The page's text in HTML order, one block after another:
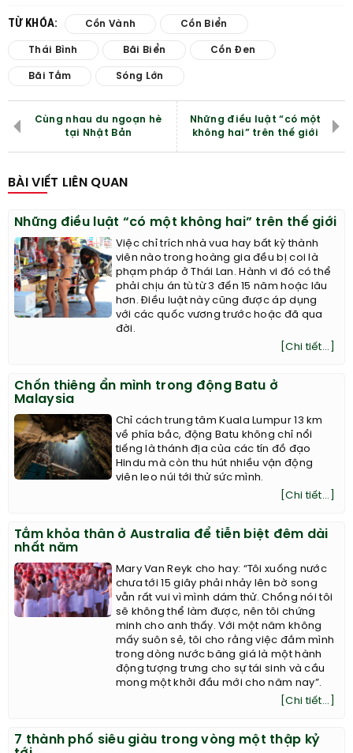
TỪ KHÓA: Cồn Vành Cồn Biển
Thái Bình Bãi Biển Cồn Đen
Bãi Tắm Sóng Lớn
Cùng nhau du ngoạn hè
tại Nhật Bản
Những điều luật “có một
không hai” trên thế giới
BÀI VIẾT LIÊN QUAN
Những điều luật “có một không hai” trên thế giới
Việc chỉ trích nhà vua hay bất kỳ thành
viên nào trong hoàng gia đều bị coi là
phạm pháp ở Thái Lan. Hành vi đó có thể
phải chịu án tù từ 3 đến 15 năm hoặc lâu
hơn. Điều luật này cũng được áp dụng
với các quốc vương trước hoặc đã qua
đời.
[Chi tiết...]
Chốn thiêng ẩn mình trong động Batu ở
Malaysia
Chỉ cách trung tâm Kuala Lumpur 13 km
về phía bắc, động Batu không chỉ nổi
tiếng là thánh địa của các tín đồ đạo
Hindu mà còn thu hút nhiều vận động
viên leo núi tới thử sức mình.
[Chi tiết...]
Tắm khỏa thân ở Australia để tiễn biệt đêm dài
nhất năm
Mary Van Reyk cho hay: “Tôi xuống nước
chưa tới 15 giây phải nhảy lên bờ song
vẫn rất vui vì mình dám thử. Chồng nói tôi
sẽ không thể làm được, nên tôi chứng
minh cho anh thấy. Với một năm không
mấy suôn sẻ, tôi cho rằng việc đắm mình
trong dòng nước băng giá là một hành
động tượng trưng cho sự tái sinh và cầu
mong một khởi đầu mới cho năm nay”.
[Chi tiết...]
7 thành phố siêu giàu trong vòng một thập kỷ